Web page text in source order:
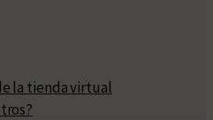
la tienda virtual